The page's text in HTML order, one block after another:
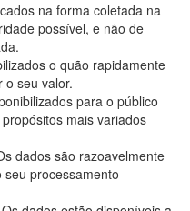
na forma coletada na
possível, e não de
o quão rapidamente
o seu valor.
para o público
mais variados
dados são razoavelmente
processamento